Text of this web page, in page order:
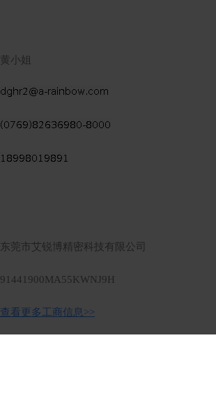
黄小姐
东莞市艾锐博精密科技有限公司
91441900MA55KWNJ9H
查看更多工商信息>>